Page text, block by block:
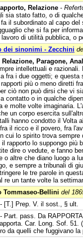
Relazione -
sia stato fatto, o di
il subordinato al capo
che si fa per
di utilità pubblica, o
dei sinonimi - Zecchini
Paragone,
intellettuali e razionali.
fra i due oggetti; e questa
più o meno diretti
ciò non può dirsi che vi
contatto o in qualche
e molte volte imaginaria.
un corpo esercita
hanno condotto il Volta
il ricco e il povero, fra
cui lo spirito trova
rapporto lo suppongo più
dire o vedute, e fanno
o altre che diano luogo a
e sempre a tribunali di
le tre parole in
re un tante volte la
Tommaseo-Bellini del
- [T.] Prep. V. il sost., § ult.
- Part. pass. Da
Car. Long. Sof.
da quelli che fuggivano